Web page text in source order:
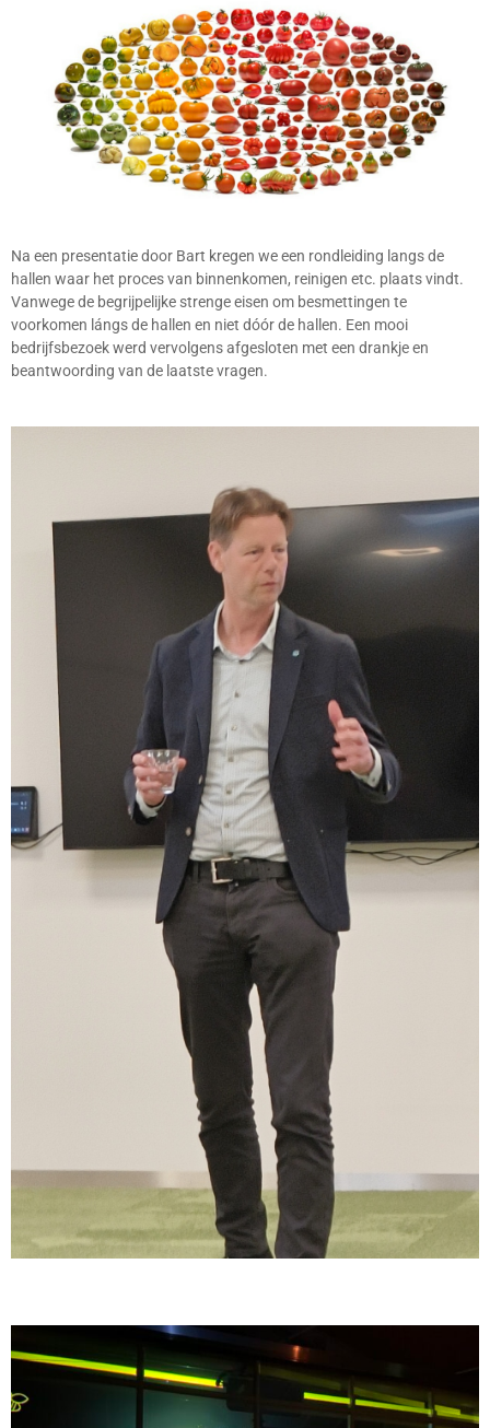
Na een presentatie door Bart kregen we een rondleiding langs de
hallen waar het proces van binnenkomen, reinigen etc. plaats vindt.
Vanwege de begrijpelijke strenge eisen om besmettingen te
voorkomen lángs de hallen en niet dóór de hallen. Een mooi
bedrijfsbezoek werd vervolgens afgesloten met een drankje en
beantwoording van de laatste vragen.